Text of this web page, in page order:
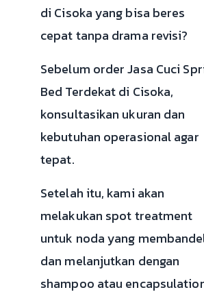
di Cisoka yang bisa beres
cepat tanpa drama revisi?
Sebelum order Jasa Cuci
Bed Terdekat di Cisoka,
konsultasikan ukuran dan
kebutuhan operasional agar
tepat.
Setelah itu, kami akan
melakukan spot treatment
untuk noda yang
dan melanjutkan dengan
shampoo atau